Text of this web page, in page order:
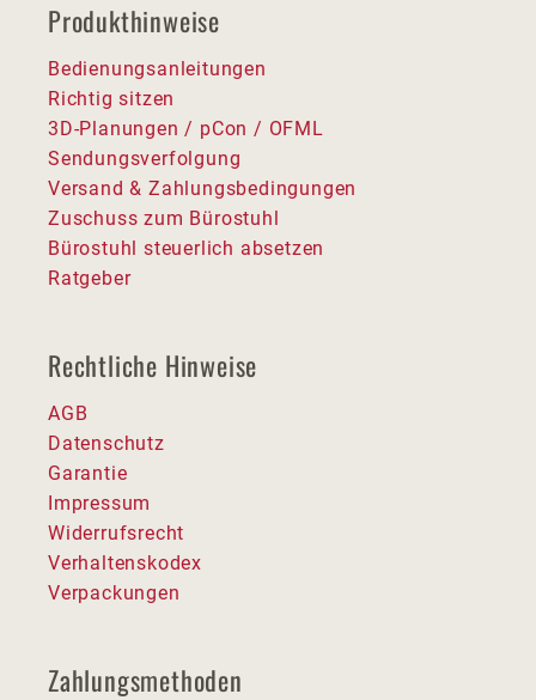
Produkthinweise
Bedienungsanleitungen
Richtig sitzen
3D-Planungen / pCon / OFML
Sendungsverfolgung
Versand & Zahlungsbedingungen
Zuschuss zum Bürostuhl
Bürostuhl steuerlich absetzen
Ratgeber
Rechtliche Hinweise
AGB
Datenschutz
Garantie
Impressum
Widerrufsrecht
Verhaltenskodex
Verpackungen
Zahlungsmethoden